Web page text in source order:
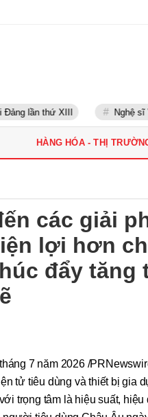
lần thứ XIII Nghệ sĩ
HÀNG HÓA - THỊ
các giải
lợi hơn
đẩy
7 năm 2026 /
tử tiêu dùng và thiết bị gia
trọng tâm là hiệu suất,